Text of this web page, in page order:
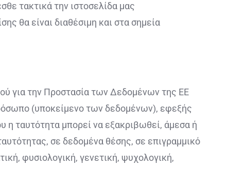
τακτικά την ιστοσελίδα μας
θα είναι διαθέσιμη και στα σημεία
για την Προστασία των Δεδομένων της ΕΕ
(υποκείμενο των δεδομένων), εφεξής
ταυτότητα μπορεί να εξακριβωθεί, άμεσα ή
σε δεδομένα θέσης, σε επιγραμμικό
φυσιολογική, γενετική, ψυχολογική,